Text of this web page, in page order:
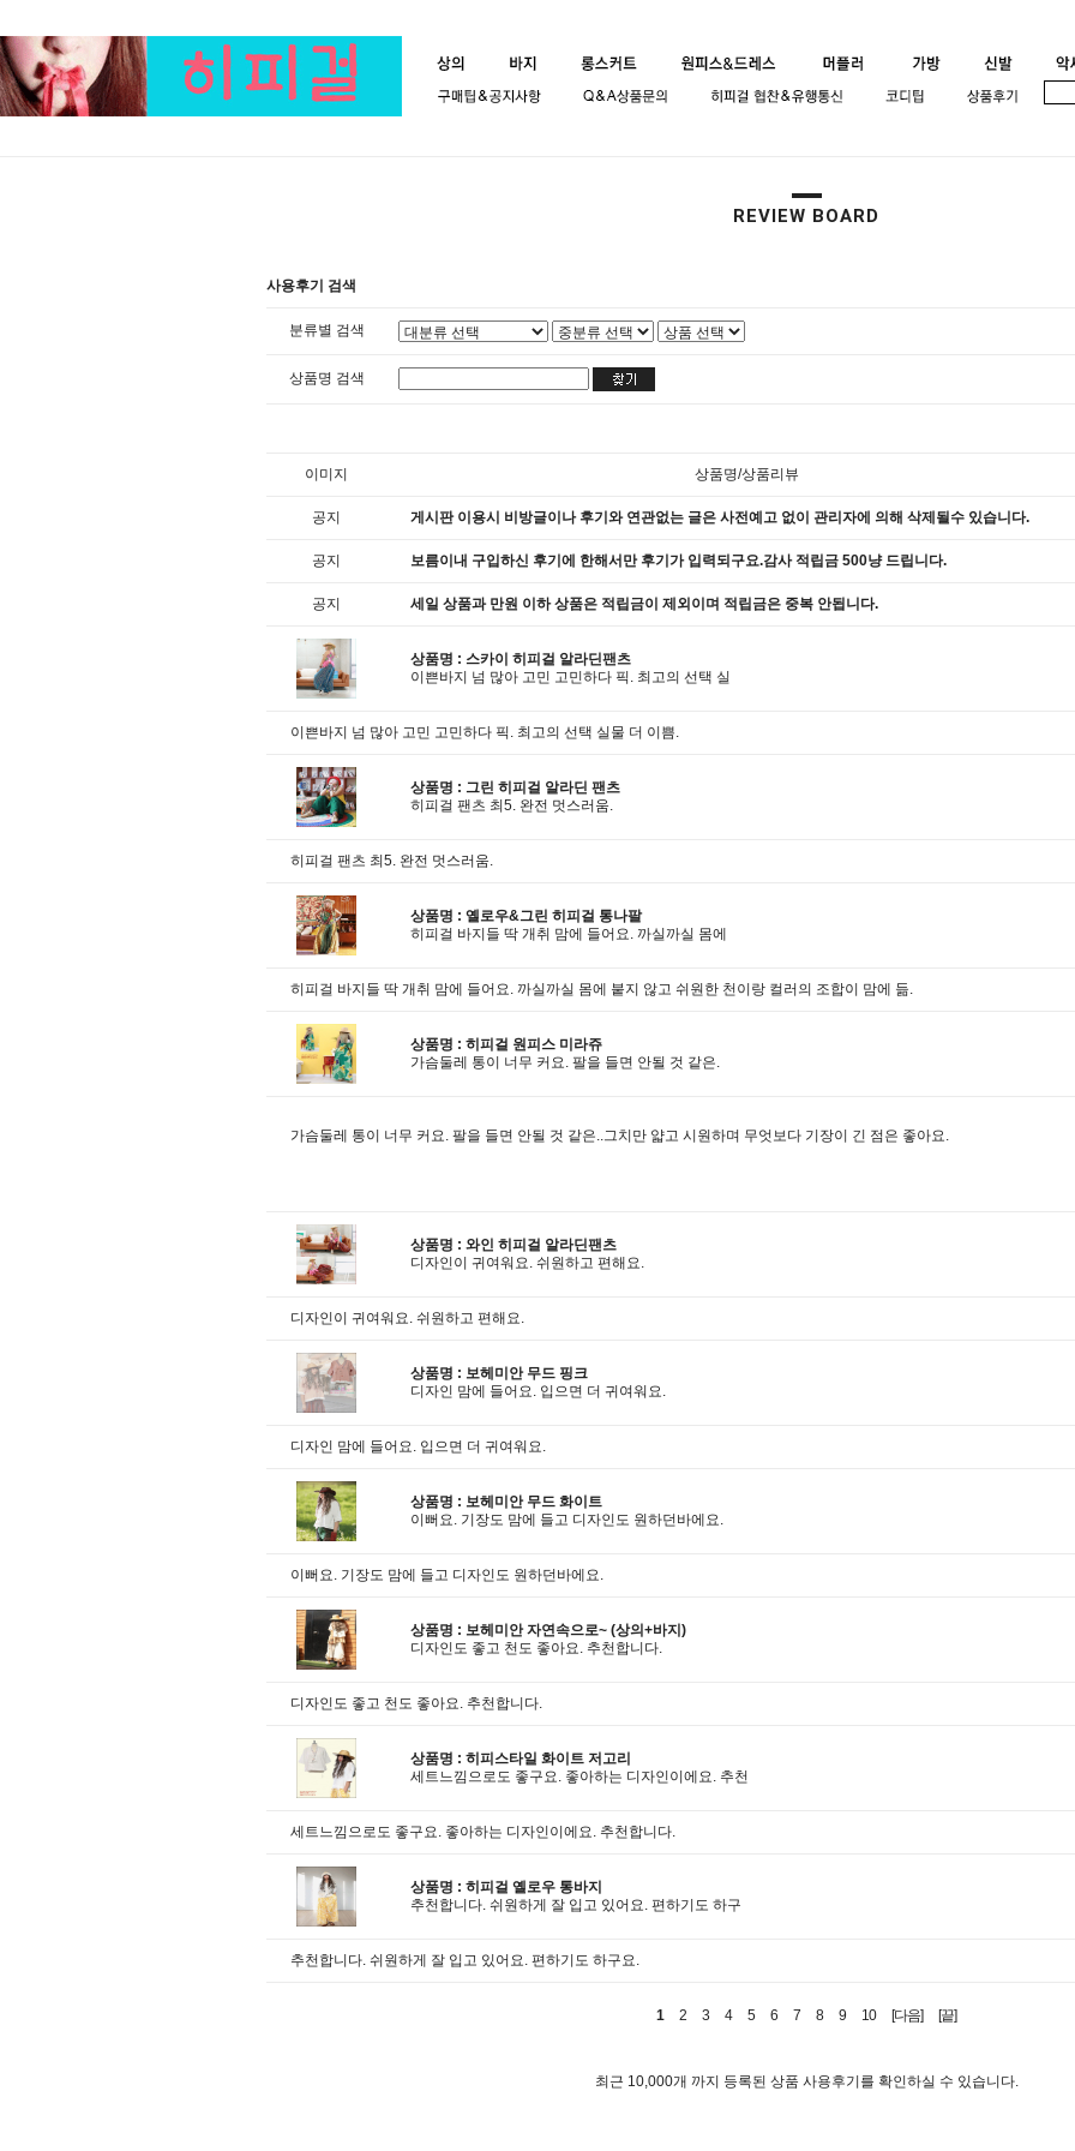
REVIEW BOARD
사용후기 검색
분류별 검색
상품명 검색
이미지 상품명/상품리뷰
공지 게시판 이용시 비방글이나 후기와 연관없는 글은 사전예고 없이 관리자에 의해 삭제될수 있습니다.
공지 보름이내 구입하신 후기에 한해서만 후기가 입력되구요.감사 적립금 500냥 드립니다.
공지 세일 상품과 만원 이하 상품은 적립금이 제외이며 적립금은 중복 안됩니다.
상품명 : 스카이 히피걸 알라딘팬츠
이쁜바지 넘 많아 고민 고민하다 픽. 최고의 선택 실
이쁜바지 넘 많아 고민 고민하다 픽. 최고의 선택 실물 더 이쁨.
상품명 : 그린 히피걸 알라딘 팬츠
히피걸 팬츠 최5. 완전 멋스러움.
히피걸 팬츠 최5. 완전 멋스러움.
상품명 : 옐로우&그린 히피걸 통나팔
히피걸 바지들 딱 개취 맘에 들어요. 까실까실 몸에
히피걸 바지들 딱 개취 맘에 들어요. 까실까실 몸에 붙지 않고 쉬원한 천이랑 컬러의 조합이 맘에 듦.
상품명 : 히피걸 원피스 미라쥬
가슴둘레 통이 너무 커요. 팔을 들면 안될 것 같은.
가슴둘레 통이 너무 커요. 팔을 들면 안될 것 같은..그치만 얇고 시원하며 무엇보다 기장이 긴 점은 좋아요.
상품명 : 와인 히피걸 알라딘팬츠
디자인이 귀여워요. 쉬원하고 편해요.
디자인이 귀여워요. 쉬원하고 편해요.
상품명 : 보헤미안 무드 핑크
디자인 맘에 들어요. 입으면 더 귀여워요.
디자인 맘에 들어요. 입으면 더 귀여워요.
상품명 : 보헤미안 무드 화이트
이뻐요. 기장도 맘에 들고 디자인도 원하던바에요.
이뻐요. 기장도 맘에 들고 디자인도 원하던바에요.
상품명 : 보헤미안 자연속으로~ (상의+바지)
디자인도 좋고 천도 좋아요. 추천합니다.
디자인도 좋고 천도 좋아요. 추천합니다.
상품명 : 히피스타일 화이트 저고리
세트느낌으로도 좋구요. 좋아하는 디자인이에요. 추천
세트느낌으로도 좋구요. 좋아하는 디자인이에요. 추천합니다.
상품명 : 히피걸 옐로우 통바지
추천합니다. 쉬원하게 잘 입고 있어요. 편하기도 하구
추천합니다. 쉬원하게 잘 입고 있어요. 편하기도 하구요.
1 2 3 4 5 6 7 8 9 10 [다음] [끝]
최근 10,000개 까지 등록된 상품 사용후기를 확인하실 수 있습니다.